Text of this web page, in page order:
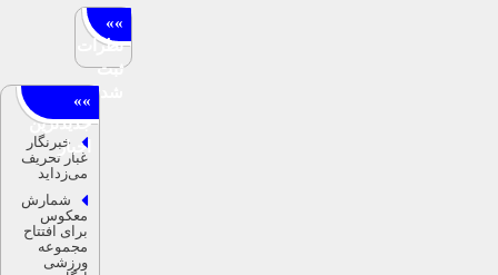
خبرنگار
غبار تحریف
می‌زداید
شمارش
معکوس
برای افتتاح
مجموعه
ورزشی